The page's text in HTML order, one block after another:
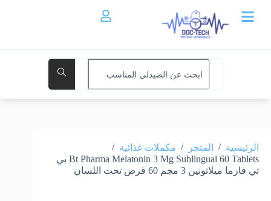
الرئيسية / المتجر / مكملات غذائية /
Bt Pharma Melatonin 3 Mg Sublingual 60 Tablets بي
تي فارما ميلاتونين 3 مجم 60 قرص تحت اللسان